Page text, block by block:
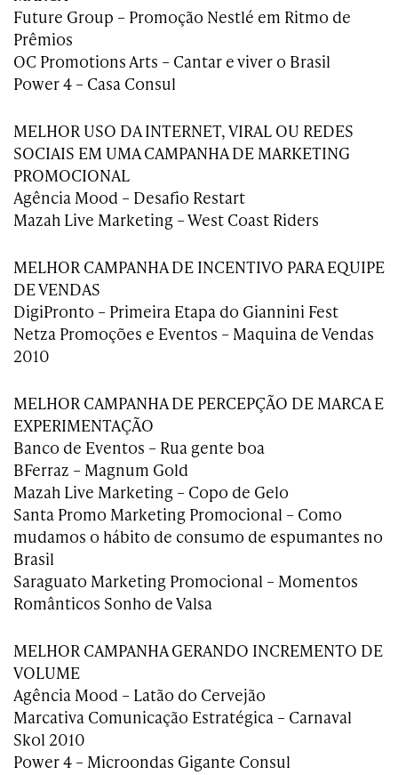
Future Group – Promoção Nestlé em Ritmo de
Prêmios
OC Promotions Arts – Cantar e viver o Brasil
Power 4 – Casa Consul
MELHOR USO DA INTERNET, VIRAL OU REDES
SOCIAIS EM UMA CAMPANHA DE MARKETING
PROMOCIONAL
Agência Mood – Desafio Restart
Mazah Live Marketing – West Coast Riders
MELHOR CAMPANHA DE INCENTIVO PARA EQUIPE
DE VENDAS
DigiPronto – Primeira Etapa do Giannini Fest
Netza Promoções e Eventos – Maquina de Vendas
2010
MELHOR CAMPANHA DE PERCEPÇÃO DE MARCA E
EXPERIMENTAÇÃO
Banco de Eventos – Rua gente boa
BFerraz – Magnum Gold
Mazah Live Marketing – Copo de Gelo
Santa Promo Marketing Promocional – Como
mudamos o hábito de consumo de espumantes no
Brasil
Saraguato Marketing Promocional – Momentos
Românticos Sonho de Valsa
MELHOR CAMPANHA GERANDO INCREMENTO DE
VOLUME
Agência Mood – Latão do Cervejão
Marcativa Comunicação Estratégica – Carnaval
Skol 2010
Power 4 – Microondas Gigante Consul